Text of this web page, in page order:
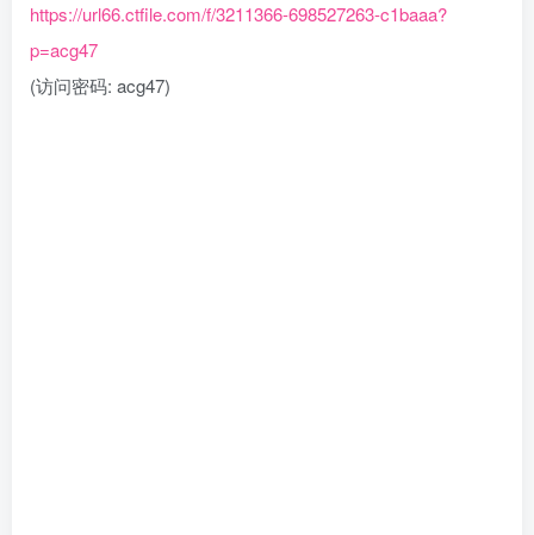
https://url66.ctfile.com/f/3211366-698527263-c1baaa?
p=acg47
(访问密码: acg47)